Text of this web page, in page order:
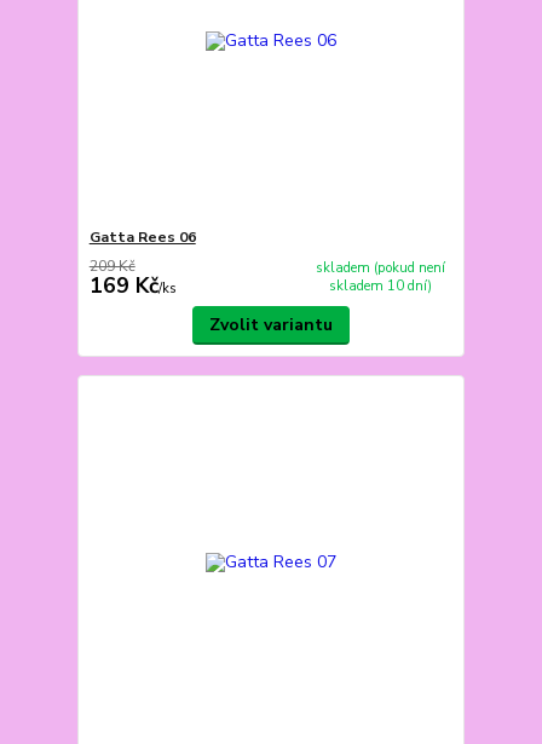
Gatta Rees 06
209 Kč
169 Kč/ks
skladem (pokud není
skladem 10 dní)
Zvolit variantu